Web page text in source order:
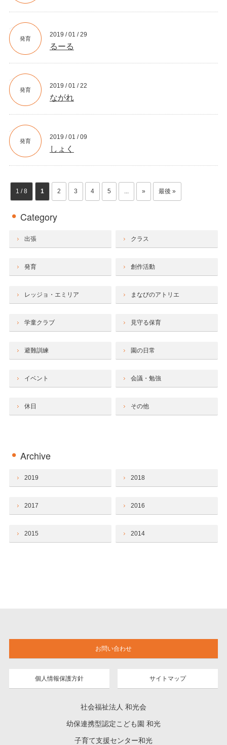
発育
2019 / 01 / 29
るーる
発育
2019 / 01 / 22
ながれ
発育
2019 / 01 / 09
しょく
1 / 8 1 2 3 4 5 ... » 最後 »
Category
出張 クラス
発育 創作活動
レッジョ・エミリア まなびのアトリエ
学童クラブ 見守る保育
避難訓練 園の日常
イベント 会議・勉強
休日 その他
Archive
2019 2018
2017 2016
2015 2014
お問い合わせ
個人情報保護方針 サイトマップ
社会福祉法人 和光会
幼保連携型認定こども園 和光
子育て支援センター和光